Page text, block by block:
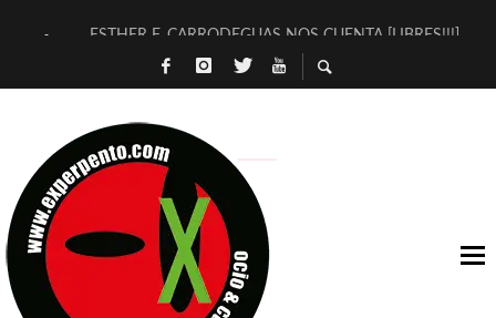
ESTHER F. CARRODEGUAS NOS CUENTA [LIBRES!!!]
[TERRA DE GUAPES] DE SANDRA MONFORT
TIMBRE 4, LA ESCUELA DEL DIRECTOR TEATRAL CLAUDIO
30 AÑOS (NO ES NADA) DE LA KATARSIS DEL TOMATAZO
MILITARES JUDÍAS EN #EXVITA
D’BALDOMEROS REINVENTAN [BITÁCORA 3.0] EN EXVITA
MARSHALL FLASH PRESENTA EN EXVITA [RELATIVA